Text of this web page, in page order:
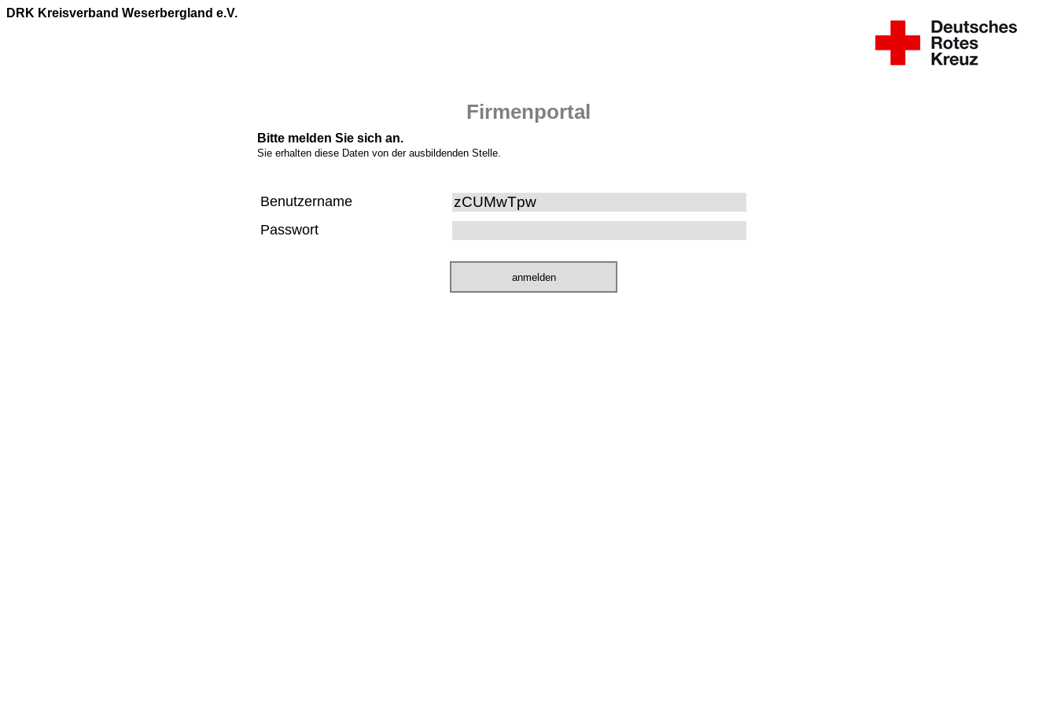
DRK Kreisverband Weserbergland e.V.
Firmenportal
Bitte melden Sie sich an.
Sie erhalten diese Daten von der ausbildenden Stelle.
Benutzername
Passwort